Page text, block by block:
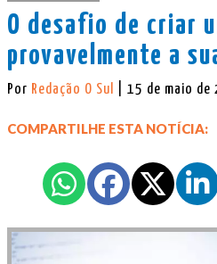
O desafio de criar
provavelmente a
Por Redação O Sul | 15 de maio de
COMPARTILHE ESTA NOTÍCIA: